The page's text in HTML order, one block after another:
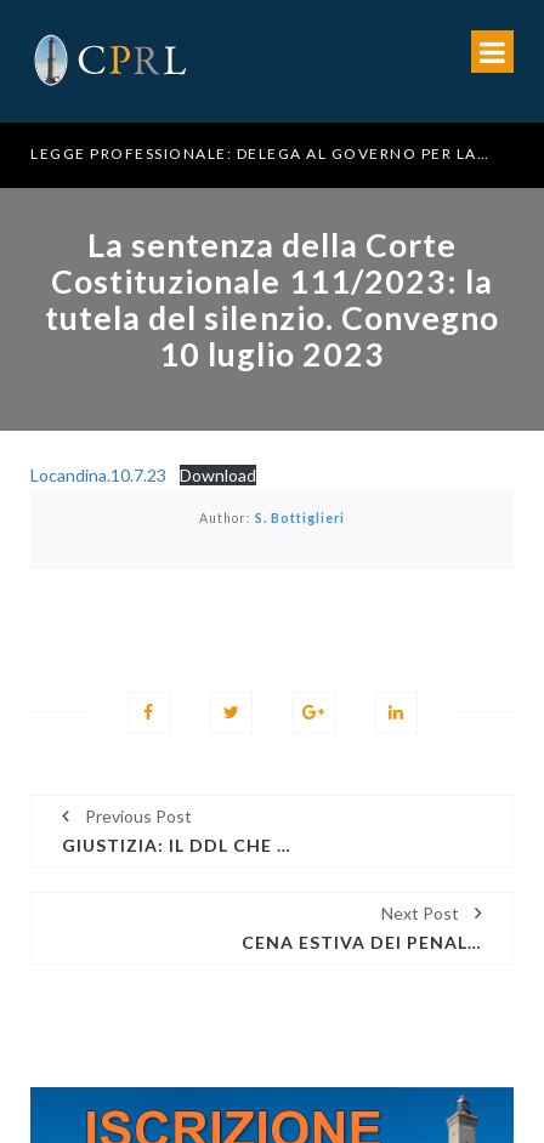
LEGGE PROFESSIONALE: DELEGA AL GOVERNO PER LA RIFORMA DELL’ORDINAMENTO FORENSE
La sentenza della Corte
Costituzionale 111/2023: la
tutela del silenzio. Convegno
10 luglio 2023
Locandina.10.7.23 Download
Author: S. Bottiglieri
Previous Post
GIUSTIZIA: IL DDL CHE PREVEDE L'ABOLIZIONE DELL'ABUSO D'UFFICIO, PIÙ DIVIETI SULLE INTERCETTAZIONI E LIMITI AI POTERI DI APPELLO DEL PM
Next Post
CENA ESTIVA DEI PENALISTI GENOVESI